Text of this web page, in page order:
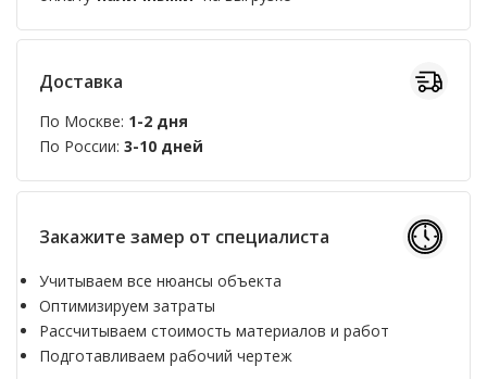
Доставка
По Москве: 1-2 дня
По России: 3-10 дней
Закажите замер от специалиста
Учитываем все нюансы объекта
Оптимизируем затраты
Рассчитываем стоимость материалов и работ
Подготавливаем рабочий чертеж